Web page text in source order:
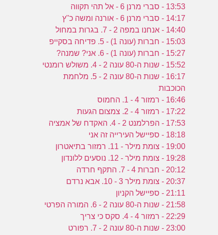
13:53 - סברי מרנן 6 - אל תהי תקווה
14:17 - סברי מרנן 6 - אורנה ומשה כ''ץ
14:40 - אנחנו במפה 2 - 7. בגרות במחול
15:03 - חברות (עונה 1) - 5. פדיחה בסקייפ
15:27 - חברות (עונה 1) - 6. אני? שמנה?
15:52 - שנות ה-80 עונה 2 - 4. משולש רומנטי
16:17 - שנות ה-80 עונה 2 - 5. מלחמת
הכוכבות
16:46 - רמזור 4 - 1. החמוס
17:22 - רמזור 4 - 2. צמצום הגעות
17:53 - הפרלמנט 2 - 4. האקדח של אמציה
18:18 - ספיישל העירייה זה אני
19:00 - צומת מילר - 11. רמזור בתיאטרון
19:28 - צומת מילר - 12. נוסעים ללונדון
20:12 - חברות 4 - 7. התקף חרדה
20:37 - צומת מילר 3 - 10. אבא נרדם
21:11 - ספיישל הקניון
21:58 - שנות ה-80 עונה 2 - 6. המורה הפרטי
22:29 - רמזור 4 - 4. סקס כי צריך
23:00 - שנות ה-80 עונה 2 - 7. רפורט